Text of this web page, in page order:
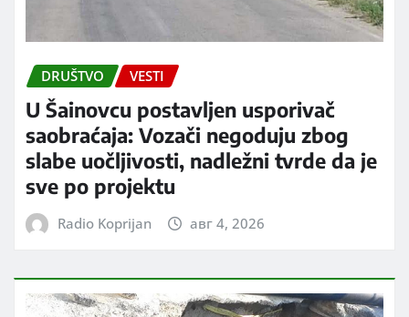
DRUŠTVO VESTI
U Šainovcu postavljen usporivač
saobraćaja: Vozači negoduju zbog
slabe uočljivosti, nadležni tvrde da je
sve po projektu
Radio Koprijan авг 4, 2026